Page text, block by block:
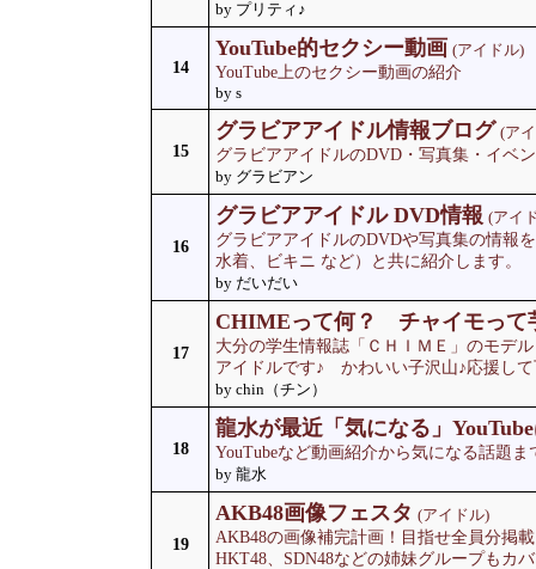
by プリティ♪
14
YouTube的セクシー動画 (アイドル)
YouTube上のセクシー動画の紹介
by s
15
グラビアアイドル情報ブログ (ア
グラビアアイドルのDVD・写真集・イベ
by グラビアン
16
グラビアアイドル DVD情報 (アイ
グラビアアイドルのDVDや写真集の情報
水着、ビキニ など）と共に紹介します。
by だいだい
17
CHIMEって何？ チャイモっ
大分の学生情報誌「ＣＨＩＭＥ」のモデ
アイドルです♪ かわいい子沢山♪応援し
by chin（チン）
18
龍水が最近「気になる」
YouTubeなど動画紹介から気になる話題
by 龍水
19
AKB48画像フェスタ (アイドル)
AKB48の画像補完計画！目指せ全員分掲
HKT48、SDN48などの姉妹グループもカ